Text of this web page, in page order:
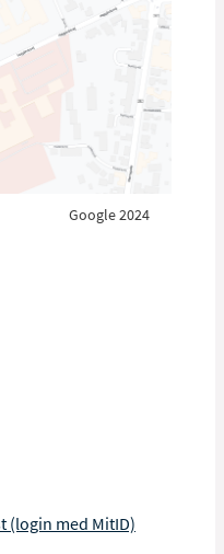
Google 2024
(login med MitID)